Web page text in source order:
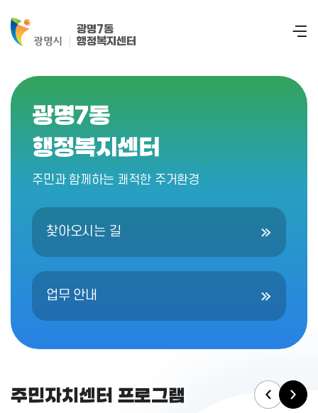
광명7동
행정복지센터
광명7동
행정복지센터
주민과 함께하는 쾌적한 주거환경
찾아오시는 길
업무 안내
주민자치센터 프로그램